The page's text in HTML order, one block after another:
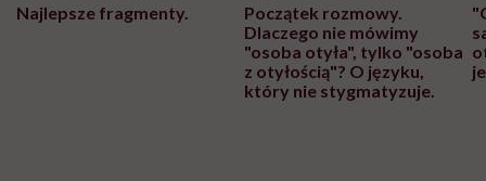
Najlepsze fragmenty.
Początek rozmowy.
Dlaczego nie mówimy
"osoba otyła", tylko "osoba
z otyłością"? O języku,
który nie stygmatyzuje.